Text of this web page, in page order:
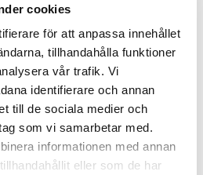
cookies
för att anpassa innehållet
tillhandahålla funktioner
vår trafik. Vi
identifierare och annan
till de sociala medier och
som vi samarbetar med.
informationen med annan
eller som de har
avkastning. En investering i värdepapper/fonder
inte säkert att du får tillbaka det investerade kapitalet.
grund av förändringar i valutakursen. Vi reserverar
som lämnas på denna sida. Åsikter och
egna och skall inte ses som investeringsråd